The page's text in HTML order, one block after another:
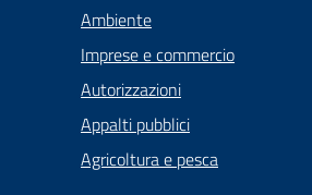
Ambiente
Imprese e commercio
Autorizzazioni
Appalti pubblici
Agricoltura e pesca